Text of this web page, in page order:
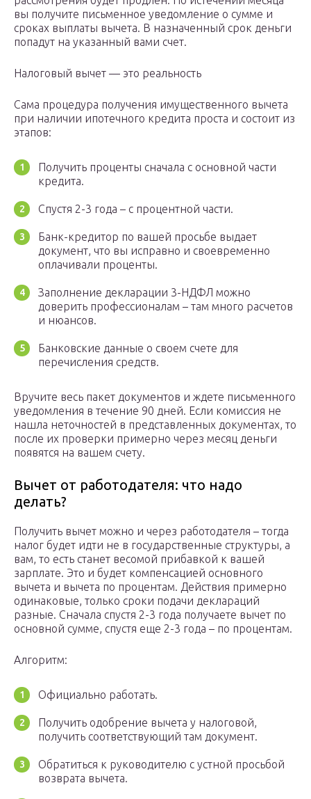
вы получите письменное уведомление о сумме и
сроках выплаты вычета. В назначенный срок деньги
попадут на указанный вами счет.
Налоговый вычет — это реальность
Сама процедура получения имущественного вычета
при наличии ипотечного кредита проста и состоит из
этапов:
Получить проценты сначала с основной части
кредита.
Спустя 2-3 года – с процентной части.
Банк-кредитор по вашей просьбе выдает
документ, что вы исправно и своевременно
оплачивали проценты.
Заполнение декларации 3-НДФЛ можно
доверить профессионалам – там много расчетов
и нюансов.
Банковские данные о своем счете для
перечисления средств.
Вручите весь пакет документов и ждете письменного
уведомления в течение 90 дней. Если комиссия не
нашла неточностей в представленных документах, то
после их проверки примерно через месяц деньги
появятся на вашем счету.
Вычет от работодателя: что надо
делать?
Получить вычет можно и через работодателя – тогда
налог будет идти не в государственные структуры, а
вам, то есть станет весомой прибавкой к вашей
зарплате. Это и будет компенсацией основного
вычета и вычета по процентам. Действия примерно
одинаковые, только сроки подачи деклараций
разные. Сначала спустя 2-3 года получаете вычет по
основной сумме, спустя еще 2-3 года – по процентам.
Алгоритм:
Официально работать.
Получить одобрение вычета у налоговой,
получить соответствующий там документ.
Обратиться к руководителю с устной просьбой
возврата вычета.